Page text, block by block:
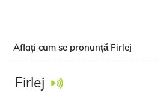
Aflați cum se pronunță Firlej
Firlej